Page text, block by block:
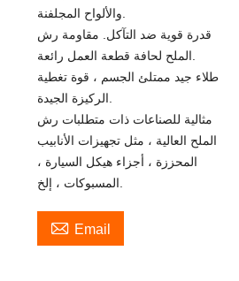
قدرة قوية ضد التآكل. مقاومة رش
طلاء جيد ممتلئ الجسم ، قوة تغطية
مثالية للصناعات ذات متطلبات رش
الملح العالية ، مثل تجهيزات الأنابيب
المحززة ، أجزاء هيكل السيارة ،
 Email